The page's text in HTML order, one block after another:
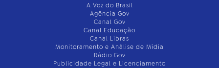
A Voz do Brasil
Agência Gov
Canal Gov
Canal Educação
Canal Libras
Monitoramento e Análise de Mídia
Rádio Gov
Publicidade Legal e Licenciamento